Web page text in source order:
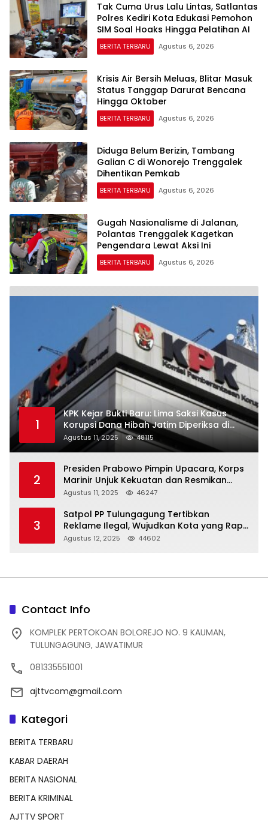
Tak Cuma Urus Lalu Lintas, Satlantas
Polres Kediri Kota Edukasi Pemohon
SIM Soal Hoaks Hingga Pelatihan AI
BERITA TERBARU Agustus 6, 2026
Krisis Air Bersih Meluas, Blitar Masuk
Status Tanggap Darurat Bencana
Hingga Oktober
BERITA TERBARU Agustus 6, 2026
Diduga Belum Berizin, Tambang
Galian C di Wonorejo Trenggalek
Dihentikan Pemkab
BERITA TERBARU Agustus 6, 2026
Gugah Nasionalisme di Jalanan,
Polantas Trenggalek Kagetkan
Pengendara Lewat Aksi Ini
BERITA TERBARU Agustus 6, 2026
1
KPK Kejar Bukti Baru: Lima Saksi Kasus
Korupsi Dana Hibah Jatim Diperiksa di
Trenggalek
Agustus 11, 2025 48115
2
Presiden Prabowo Pimpin Upacara, Korps
Marinir Unjuk Kekuatan dan Resmikan
Struktur Baru
Agustus 11, 2025 46247
3
Satpol PP Tulungagung Tertibkan
Reklame Ilegal, Wujudkan Kota yang Rapi
dan Indah
Agustus 12, 2025 44602
Contact Info
KOMPLEK PERTOKOAN BOLOREJO NO. 9 KAUMAN,
TULUNGAGUNG, JAWATIMUR
081335551001
ajttvcom@gmail.com
Kategori
BERITA TERBARU
KABAR DAERAH
BERITA NASIONAL
BERITA KRIMINAL
AJTTV SPORT